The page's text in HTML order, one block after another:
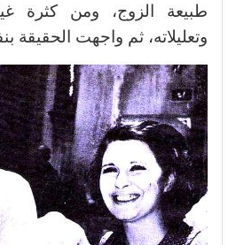
طبيعة الزوج، ومن كثرة
وتعليلاته، ثم واجهت الحقيقة